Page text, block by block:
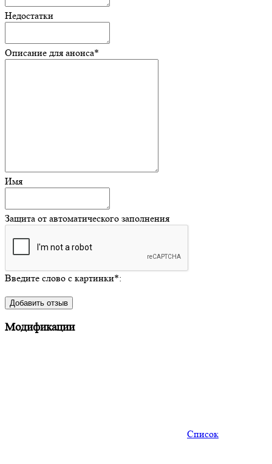
Недостатки
Описание для анонса*
Имя
Защита от автоматического заполнения
Введите слово с картинки*:
Модификации
Список